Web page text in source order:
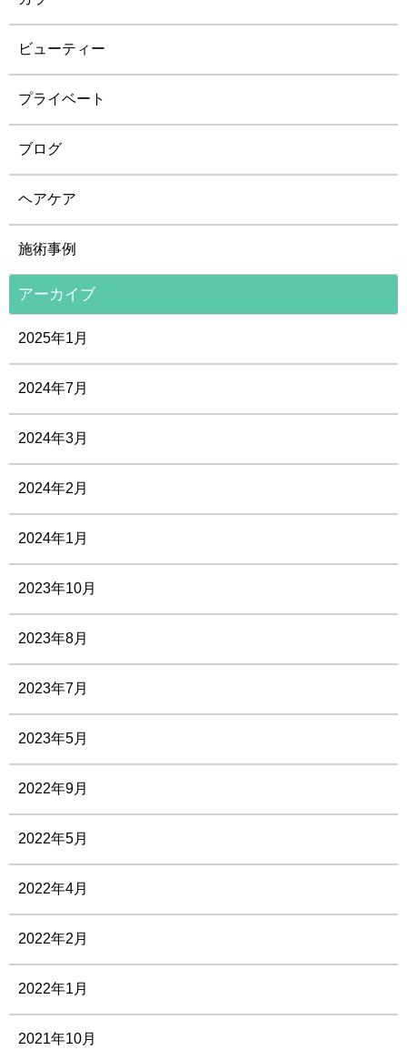
ビューティー
プライベート
ブログ
ヘアケア
施術事例
アーカイブ
2025年1月
2024年7月
2024年3月
2024年2月
2024年1月
2023年10月
2023年8月
2023年7月
2023年5月
2022年9月
2022年5月
2022年4月
2022年2月
2022年1月
2021年10月